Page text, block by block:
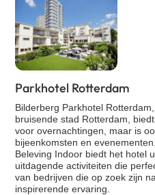
Parkhotel Rotterdam
Bilderberg Parkhotel
bruisende stad Rotterdam,
voor overnachtingen, maar is
bijeenkomsten en
Beleving Indoor biedt het hotel
uitdagende activiteiten die
van bedrijven die op zoek zijn
inspirerende ervaring.